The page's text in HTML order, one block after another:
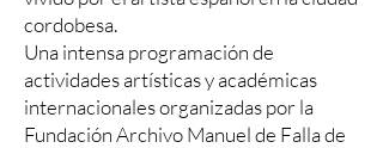
cordobesa.
Una intensa programación de
actividades artísticas y académicas
internacionales organizadas por la
Fundación Archivo Manuel de Falla de